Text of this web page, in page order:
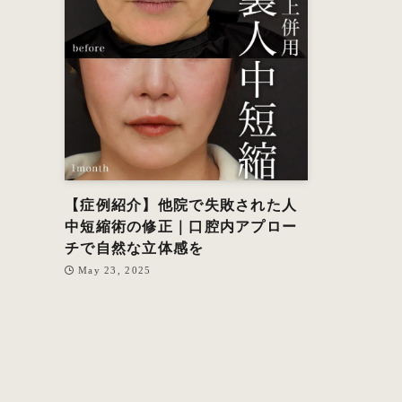
【症例紹介】他院で失敗された人
中短縮術の修正｜口腔内アプロー
チで自然な立体感を
May 23, 2025